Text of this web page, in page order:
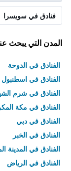
فنادق في سويسرا
المدن التي يبحث
الفنادق في الدوحة
الفنادق في اسطنبول
الفنادق في شرم
الفنادق في مكة
الفنادق في دبي
الفنادق في الخبر
الفنادق في المدينة
الفنادق في الرياض